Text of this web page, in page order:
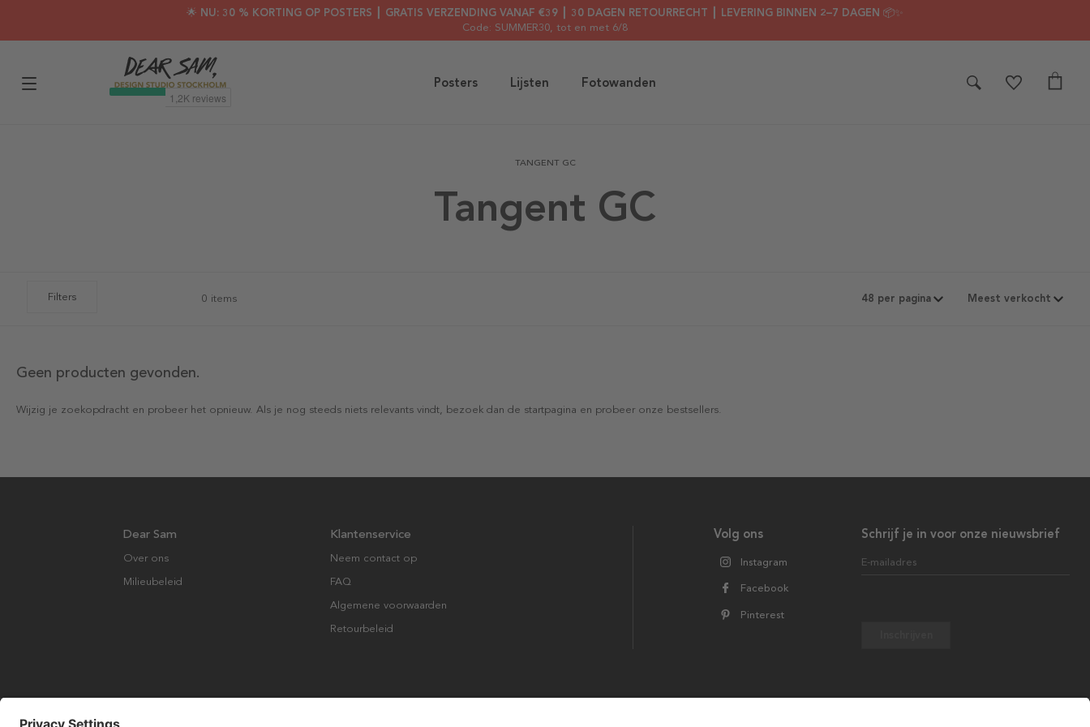
🌟 NU: 30 % KORTING OP POSTERS ┃ GRATIS VERZENDING VANAF €39 ┃ 30 DAGEN RETOURRECHT ┃ LEVERING BINNEN 2–7 DAGEN 📦✨
Code: SUMMER30, tot en met 6/8
Posters Lijsten Fotowanden
TANGENT GC
Tangent GC
Filters 0 items
Geen producten gevonden.
Wijzig je zoekopdracht en probeer het opnieuw. Als je nog steeds niets relevants vindt, bezoek dan de startpagina en probeer onze bestsellers.
Schrijf je in voor onze nieuwsbrief
E-mailadres
Volg ons
Instagram
Facebook
Pinterest
Dear Sam
Over ons
Milieubeleid
Klantenservice
Neem contact op
FAQ
Algemene voorwaarden
Retourbeleid